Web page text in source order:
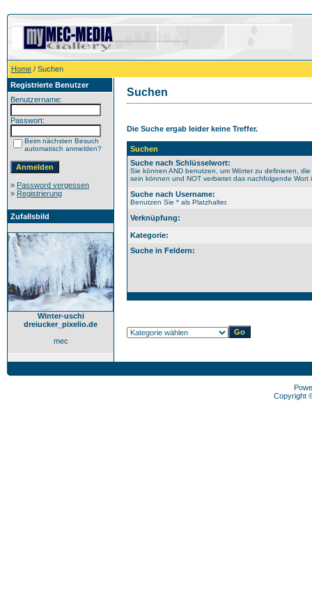
Home / Suchen
Registrierte Benutzer
Benutzername:
Passwort:
Beim nächsten Besuch
automatisch anmelden?
» Password vergessen
» Registrierung
Zufallsbild
Winter-uschi
dreiucker_pixelio.de
mec
Suchen
Die Suche ergab leider keine Treffer.
Suchen
Suche nach Schlüsselwort:
Sie können AND benutzen, um Wörter zu definieren,
sein können und NOT verbietet das nachfolgende Wort
Suche nach Username:
Benutzen Sie * als Platzhalter.
Verknüpfung:
Kategorie:
Suche in Feldern:
Copyright